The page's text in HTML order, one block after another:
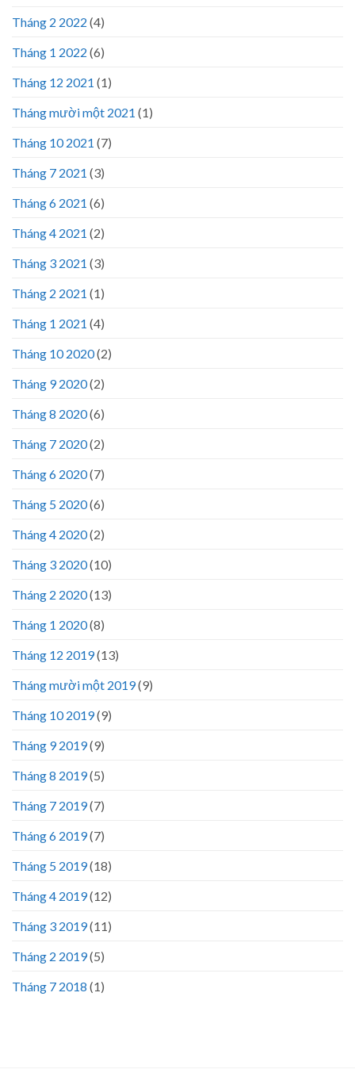
Tháng 2 2022 (4)
Tháng 1 2022 (6)
Tháng 12 2021 (1)
Tháng mười một 2021 (1)
Tháng 10 2021 (7)
Tháng 7 2021 (3)
Tháng 6 2021 (6)
Tháng 4 2021 (2)
Tháng 3 2021 (3)
Tháng 2 2021 (1)
Tháng 1 2021 (4)
Tháng 10 2020(2)
Tháng 9 2020(2)
Tháng 8 2020(6)
Tháng 7 2020(2)
Tháng 6 2020(7)
Tháng 5 2020(6)
Tháng 4 2020(2)
Tháng 3 2020(10)
Tháng 2 2020(13)
Tháng 1 2020(8)
Tháng 12 2019(13)
Tháng mười một 2019(9)
Tháng 10 2019(9)
Tháng 9 2019(9)
Tháng 8 2019(5)
Tháng 7 2019(7)
Tháng 6 2019(7)
Tháng 5 2019(18)
Tháng 4 2019(12)
Tháng 3 2019(11)
Tháng 2 2019(5)
Tháng 7 2018 (1)